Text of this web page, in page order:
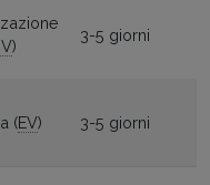
)
3-5 giorni
(EV) 3-5 giorni